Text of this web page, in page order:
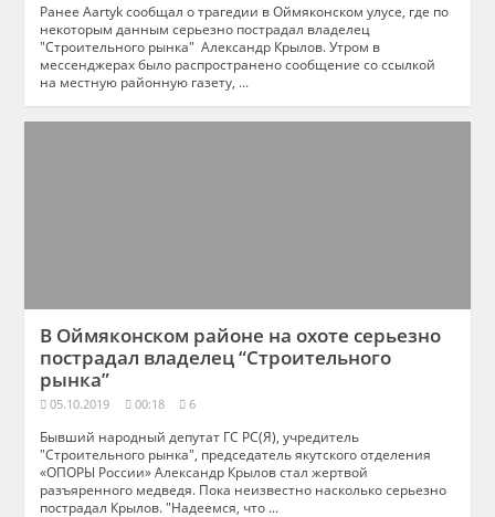
Ранее Aartyk сообщал о трагедии в Оймяконском улусе, где по
некоторым данным серьезно пострадал владелец
"Строительного рынка" Александр Крылов. Утром в
мессенджерах было распространено сообщение со ссылкой
на местную районную газету, ...
В Оймяконском районе на охоте серьезно
пострадал владелец “Строительного
рынка”
05.10.2019 00:18 6
Бывший народный депутат ГС РС(Я), учредитель
"Строительного рынка", председатель якутского отделения
«ОПОРЫ России» Александр Крылов стал жертвой
разъяренного медведя. Пока неизвестно насколько серьезно
пострадал Крылов. "Надеемся, что ...